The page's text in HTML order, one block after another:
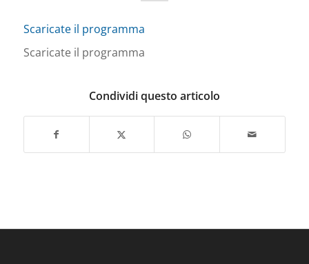
Scaricate il programma
Scaricate il programma
Condividi questo articolo